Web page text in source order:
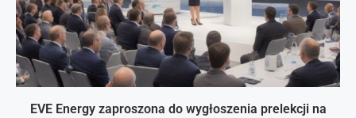
EVE Energy zaproszona do wygłoszenia prelekcji na